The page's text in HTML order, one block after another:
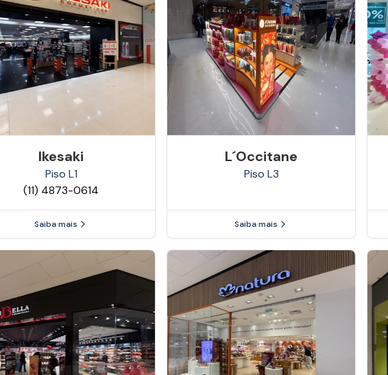
Ikesaki
Piso L1
(11) 4873-0614
Saiba mais
L´occitane
Piso L3
Saiba mais